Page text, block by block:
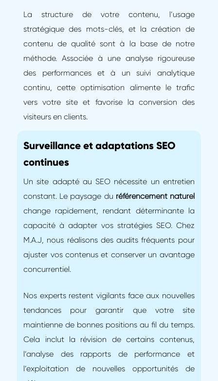
La structure de votre contenu, l’usage
stratégique des mots-clés, et la création de
contenu de qualité sont à la base de notre
méthode. Associée à une analyse rigoureuse
des performances et à un suivi analytique
continu, cette optimisation alimente le trafic
vers votre site et favorise la conversion des
visiteurs en clients.
Surveillance et adaptations SEO
continues
Un site adapté au SEO nécessite un entretien
constant. Le paysage du référencement naturel
change rapidement, rendant déterminante la
capacité à adapter vos stratégies SEO. Chez
M.A.J, nous réalisons des audits fréquents pour
ajuster vos contenus et conserver un avantage
concurrentiel.
Nos experts restent vigilants face aux nouvelles
tendances pour garantir que votre site
maintienne de bonnes positions au fil du temps.
Cela inclut la révision de certains contenus,
l’analyse des rapports de performance et
l’exploitation de nouvelles opportunités de